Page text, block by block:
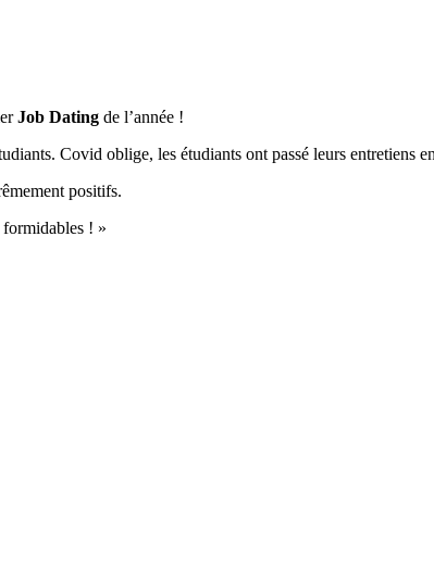
Job Dating de l’année !
Covid oblige, les étudiants ont passé leurs entretiens
positifs.
formidables ! »